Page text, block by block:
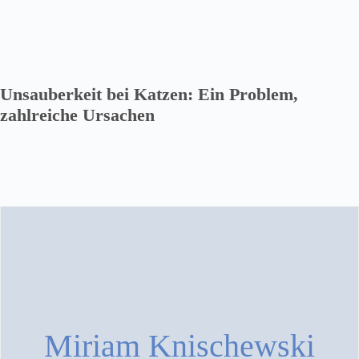
Unsauberkeit bei Katzen: Ein Problem,
zahlreiche Ursachen
Miriam Knischewski